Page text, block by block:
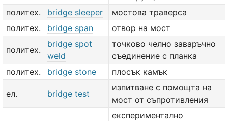
политех.
bridge sleeper
мостова траверса
политех.
bridge span отвор на мост
политех.
bridge spot
weld
точково челно заваръчно
съединение с планка
политех.
bridge stone плосък камък
ел. bridge test
изпитване с помощта на
мост от съпротивления
експериментално